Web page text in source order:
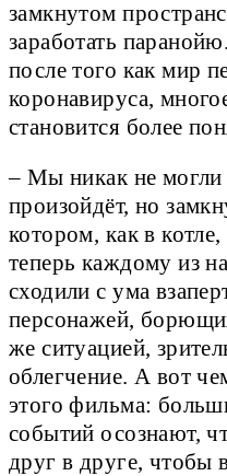
замкнутом
заработать
после того как мир
коронавируса,
становится более
– Мы никак не могли
произойдёт, но
котором, как в
теперь каждому из
сходили с ума
персонажей,
же ситуацией,
облегчение. А вот
этого фильма:
событий осознают,
друг в друге, чтобы